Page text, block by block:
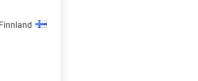
Finnland